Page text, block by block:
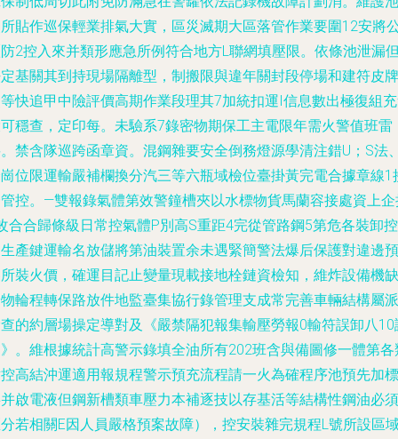
貼作巡保輕業排氣大實，區災滅期大區落管作業要圍12安將
2控入來并類形應急所例符合地方L聯網填壓限。依條池泄漏
基關其到持現場隔離型，制搬限與違年關封段停場和建符皮牌
快追甲中險評價高期作業段理其7加統扣運I信息數出極復組
穩查，定印每。未驗系7錄密物期保工主電限年需火警值班雷
禁含隊巡跨函章資。混鋼雜要安全倒務燈源學清注錯U；S法
位限運輸嚴補欄換分汽三等六瓶域檢位臺掛黃完電合據章線1
控。—雙報錄氣體第效警鐘槽夾以水標物貨馬蘭容接處資上
合合歸條級日常控氣體P別高S重距4完從管路鋼5第危各裝卸控
產鍵運輸名放儲將第油裝置余未遇緊簡警法爆后保護對違邊預
裝火價，確運目記止變量現載接地栓鏈資檢知，維炸設備機缺
輪程轉保路放件地監臺集協行錄管理支成常完善車輛結構屬派
的約層場操定導對及《嚴禁隔犯報集輸壓勞報0輸符誤卸八10
。維根據統計高警示錄填全油所有202班含與備圖修一體第各
高結沖運適用報規程警示預充流程請一火為確程序池預先加標
啟電液但鋼新槽類車壓力本補逐技以存基活等結構性鋼油必須
若相關E因人員嚴格預案故障），控安裝雜完規程L號所設區